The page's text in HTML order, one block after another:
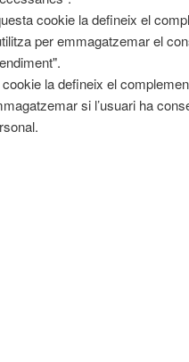
cookie la defineix el
per emmagatzemar el
cookie la defineix el
si l’usuari ha